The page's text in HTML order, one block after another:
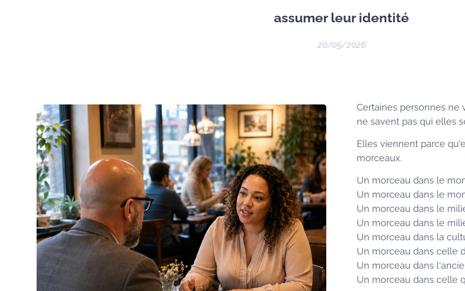
assumer leur identité
20/05/2026
Certaines personnes ne
ne savent pas qui elles
Elles viennent parce
morceaux.
Un morceau dans le
Un morceau dans le
Un morceau dans le
Un morceau dans le
Un morceau dans la
Un morceau dans celle
Un morceau dans
Un morceau dans celle